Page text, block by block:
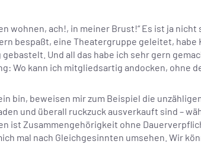
wohnen, ach!, in meiner Brust!“ Es ist ja
bespaßt, eine Theatergruppe geleitet,
Und all das habe ich sehr gern
Wo kann ich mitgliedsartig andocken, ohne
bin, beweisen mir zum Beispiel die
und überall ruckzuck ausverkauft sind –
ist Zusammengehörigkeit ohne
mal nach Gleichgesinnten umsehen. Wir